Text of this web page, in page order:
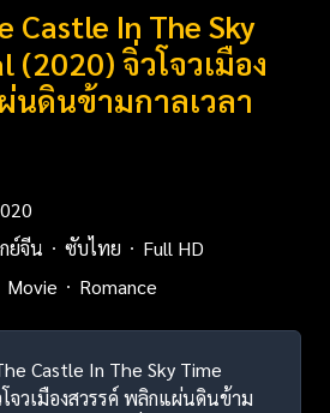
Castle In The Sky
(2020) จิ่วโจวเมือง​
นดินข้ามกาลเวลา
ย์จีน ซับไทย
Full HD
Movie Romance
Castle In The Sky Time
จวเมือง​สวรรค์​ พลิกแผ่นดินข้าม